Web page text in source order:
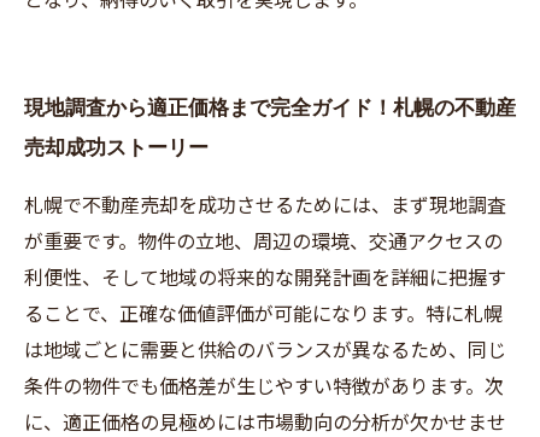
現地調査から適正価格まで完全ガイド！札幌の不動産
売却成功ストーリー
札幌で不動産売却を成功させるためには、まず現地調査
が重要です。物件の立地、周辺の環境、交通アクセスの
利便性、そして地域の将来的な開発計画を詳細に把握す
ることで、正確な価値評価が可能になります。特に札幌
は地域ごとに需要と供給のバランスが異なるため、同じ
条件の物件でも価格差が生じやすい特徴があります。次
に、適正価格の見極めには市場動向の分析が欠かせませ